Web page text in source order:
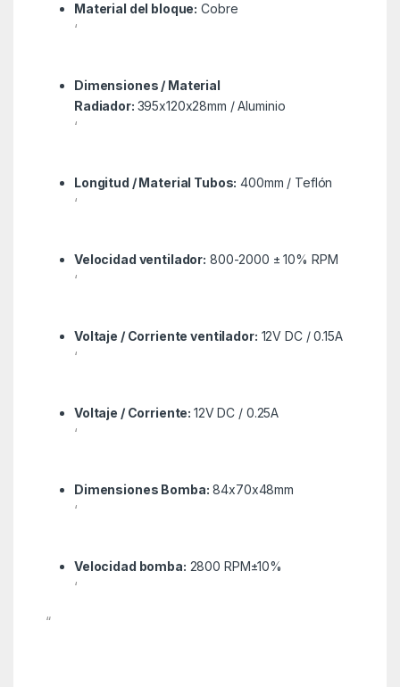
Material del bloque: Cobre
‘
Dimensiones / Material
Radiador: 395x120x28mm / Aluminio
‘
Longitud / Material Tubos: 400mm / Teflón
‘
Velocidad ventilador: 800-2000 ± 10% RPM
‘
Voltaje / Corriente ventilador: 12V DC / 0.15A
‘
Voltaje / Corriente:12V DC / 0.25A
‘
Dimensiones Bomba: 84x70x48mm
‘
Velocidad bomba: 2800 RPM±10%
‘
“